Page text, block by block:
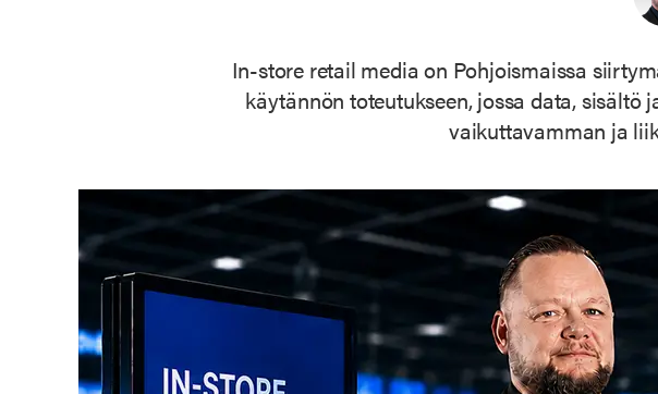
In-store retail media on Pohjoismaissa
käytännön toteutukseen, jossa data,
vaikuttavamman ja